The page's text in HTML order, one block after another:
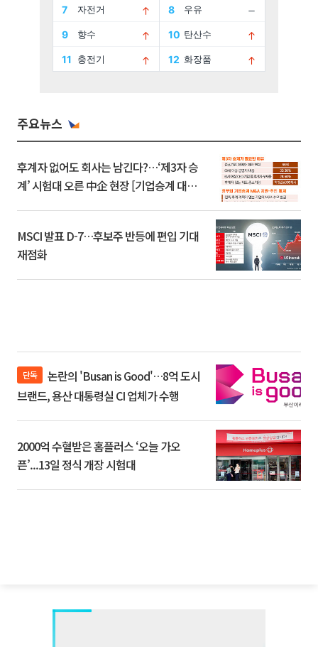
주요뉴스
후계자 없어도 회사는 남긴다?…‘제3자 승
계’ 시험대 오른 中企 현장 [기업승계 대전
MSCI 발표 D-7…후보주 반등에 편입 기대
재점화
단독
브랜드, 용산 대통령실 CI 업체가 수행
2000억 수혈받은 홈플러스 ‘오늘 가오
픈’...13일 정식 개장 시험대